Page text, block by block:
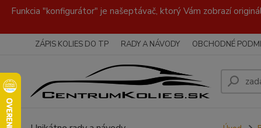
Funkcia "konfigurátor" je našeptávač, ktorý Vám zobrazí
ZÁPIS KOLIES DO TP RADY A NÁVODY OBCHODNÉ